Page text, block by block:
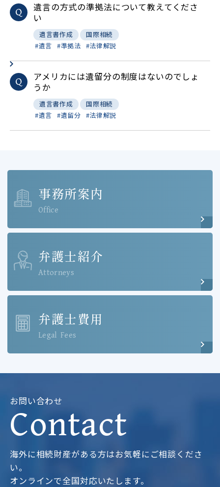
Q
遺言の方式の準拠法について教えてくださ
い
遺言書作成
国際相続
遺言
準拠法 法律解説
Q
アメリカには遺留分の制度はないのでしょ
うか
遺言書作成
国際相続
遺言
遺留分 法律解説
事務所案内
Office
弁護士紹介
Attorneys
弁護士費用
Legal Fees
お問い合わせ
Contact
海外に相続財産がある方はお気軽にご相談くださ
い。
オンラインで全国対応いたします。